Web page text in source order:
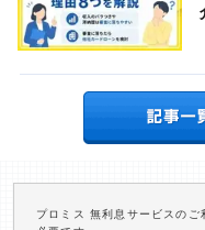
プロミス 無利息サービスの